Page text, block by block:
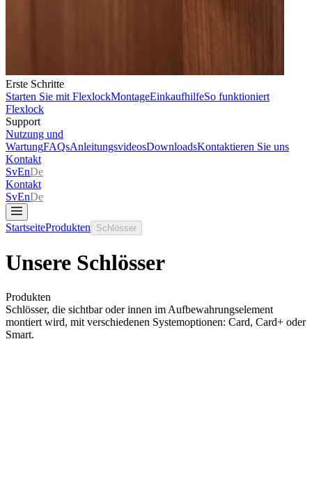
Erste Schritte
Starten Sie mit FlexlockMontageEinkaufhilfeSo funktioniert
Flexlock
Support
Nutzung und
WartungFAQsAnleitungsvideosDownloadsKontaktieren Sie uns
Kontakt
SvEnDe
Kontakt
SvEnDe
StartseiteProdukten Schlösser
Unsere Schlösser
Produkten
Schlösser, die sichtbar oder innen im Aufbewahrungselement
montiert wird, mit verschiedenen Systemoptionen: Card, Card+ oder
Smart.